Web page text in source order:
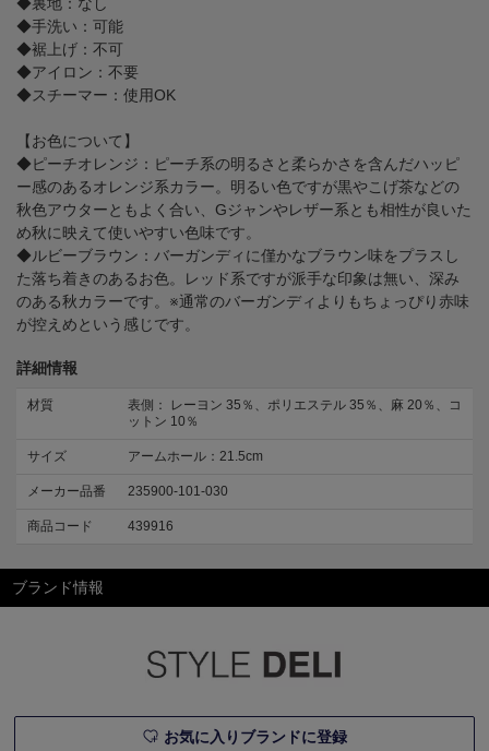
◆手洗い：可能
◆裾上げ：不可
◆アイロン：不要
◆スチーマー：使用OK
【お色について】
◆ピーチオレンジ：ピーチ系の明るさと柔らかさを含んだハッピ
ー感のあるオレンジ系カラー。明るい色ですが黒やこげ茶などの
秋色アウターともよく合い、Gジャンやレザー系とも相性が良いた
め秋に映えて使いやすい色味です。
◆ルビーブラウン：バーガンディに僅かなブラウン味をプラスし
た落ち着きのあるお色。レッド系ですが派手な印象は無い、深み
のある秋カラーです。※通常のバーガンディよりもちょっぴり赤味
が控えめという感じです。
詳細情報
材質
表側： レーヨン 35％、ポリエステル 35％、麻 20％、コ
ットン 10％
サイズ アームホール：21.5cm
メーカー品番 235900-101-030
商品コード 439916
ブランド情報
お気に入りブランドに登録